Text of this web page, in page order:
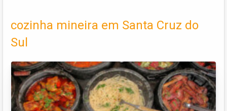
cozinha mineira em Santa Cruz do
Sul